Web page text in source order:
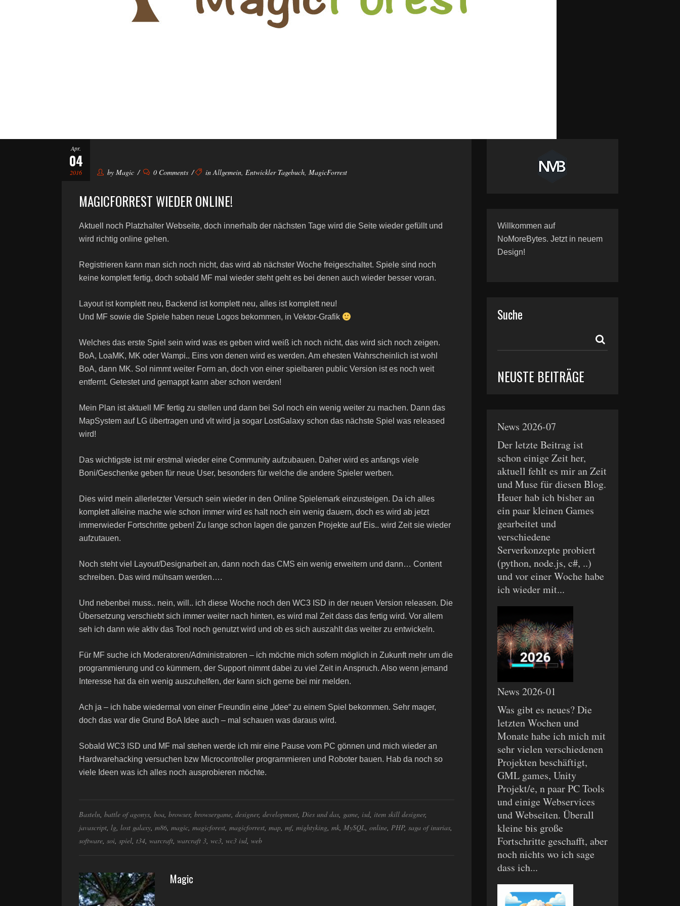
Apr.
04
2016 by Magic 0 Comments inAllgemein, Entwickler Tagebuch, MagicForrest
MAGICFORREST WIEDER ONLINE!
Aktuell noch Platzhalter Webseite, doch innerhalb der nächsten Tage wird die Seite wieder gefüllt und
wird richtig online gehen.
Registrieren kann man sich noch nicht, das wird ab nächster Woche freigeschaltet. Spiele sind noch
keine komplett fertig, doch sobald MF mal wieder steht geht es bei denen auch wieder besser voran.
Layout ist komplett neu, Backend ist komplett neu, alles ist komplett neu!
Und MF sowie die Spiele haben neue Logos bekommen, in Vektor-Grafik
Welches das erste Spiel sein wird was es geben wird weiß ich noch nicht, das wird sich noch zeigen.
BoA, LoaMK, MK oder Wampi.. Eins von denen wird es werden. Am ehesten Wahrscheinlich ist wohl
BoA, dann MK. SoI nimmt weiter Form an, doch von einer spielbaren public Version ist es noch weit
entfernt. Getestet und gemappt kann aber schon werden!
Mein Plan ist aktuell MF fertig zu stellen und dann bei SoI noch ein wenig weiter zu machen. Dann das
MapSystem auf LG übertragen und vlt wird ja sogar LostGalaxy schon das nächste Spiel was released
wird!
Das wichtigste ist mir erstmal wieder eine Community aufzubauen. Daher wird es anfangs viele
Boni/Geschenke geben für neue User, besonders für welche die andere Spieler werben.
Dies wird mein allerletzter Versuch sein wieder in den Online Spielemark einzusteigen. Da ich alles
komplett alleine mache wie schon immer wird es halt noch ein wenig dauern, doch es wird ab jetzt
immerwieder Fortschritte geben! Zu lange schon lagen die ganzen Projekte auf Eis.. wird Zeit sie wieder
aufzutauen.
Noch steht viel Layout/Designarbeit an, dann noch das CMS ein wenig erweitern und dann… Content
schreiben. Das wird mühsam werden….
Und nebenbei muss.. nein, will.. ich diese Woche noch den WC3 ISD in der neuen Version releasen. Die
Übersetzung verschiebt sich immer weiter nach hinten, es wird mal Zeit dass das fertig wird. Vor allem
seh ich dann wie aktiv das Tool noch genutzt wird und ob es sich auszahlt das weiter zu entwickeln.
Für MF suche ich Moderatoren/Administratoren – ich möchte mich sofern möglich in Zukunft mehr um die
programmierung und co kümmern, der Support nimmt dabei zu viel Zeit in Anspruch. Also wenn jemand
Interesse hat da ein wenig auszuhelfen, der kann sich gerne bei mir melden.
Ach ja – ich habe wiedermal von einer Freundin eine „Idee“ zu einem Spiel bekommen. Sehr mager,
doch das war die Grund BoA Idee auch – mal schauen was daraus wird.
Sobald WC3 ISD und MF mal stehen werde ich mir eine Pause vom PC gönnen und mich wieder an
Hardwarehacking versuchen bzw Microcontroller programmieren und Roboter bauen. Hab da noch so
viele Ideen was ich alles noch ausprobieren möchte.
Basteln, battle of agonys, boa, browser, browsergame, designer, development, Dies und das, game, isd, item skill designer,
javascript, lg, lost galaxy, m86, magic, magicforest, magicforrest, map, mf, mightyking, mk, MySQL, online, PHP, saga of inurias,
software, soi, spiel, t34, warcraft, warcraft 3, wc3, wc3 isd, web
Magic
Willkommen auf
NoMoreBytes. Jetzt in neuem
Design!
Suche
NEUSTE BEITRÄGE
News 2026-07
Der letzte Beitrag ist
schon einige Zeit her,
aktuell fehlt es mir an Zeit
und Muse für diesen Blog.
Heuer hab ich bisher an
ein paar kleinen Games
gearbeitet und
verschiedene
Serverkonzepte probiert
(python, node.js, c#, ..)
und vor einer Woche habe
ich wieder mit...
News 2026-01
Was gibt es neues? Die
letzten Wochen und
Monate habe ich mich mit
sehr vielen verschiedenen
Projekten beschäftigt,
GML games, Unity
Projekt/e, n paar PC Tools
und einige Webservices
und Webseiten. Überall
kleine bis große
Fortschritte geschafft, aber
noch nichts wo ich sage
dass ich...